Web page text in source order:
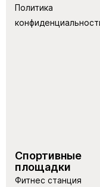
Политика
Спортивные
площадки
Фитнес станция